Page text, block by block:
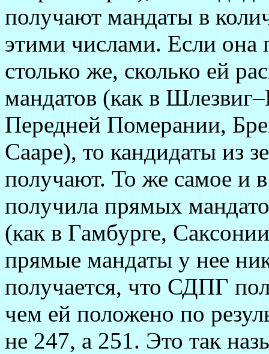
получают мандаты в
этими числами. Если она
столько же, сколько ей
мандатов (как в
Передней Померании,
Сааре), то кандидаты из
получают. То же самое и
получила прямых
(как в Гамбурге,
прямые мандаты у нее
получается, что СДПГ
чем ей положено по
не 247, а 251. Это так